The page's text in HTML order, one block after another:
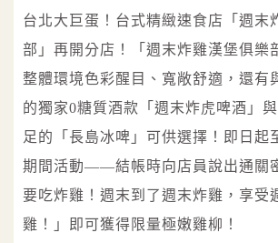
台北大巨蛋！台式精緻速食店「週末
部」再開分店！「週末炸雞漢堡俱樂
整體環境色彩醒目、寬敞舒適，還有
的獨家0糖質酒款「週末炸虎啤酒」
足的「長島冰啤」可供選擇！即日起
期間活動——結帳時向店員說出通關
要吃炸雞！週末到了週末炸雞，享受
雞！」即可獲得限量極嫩雞柳！